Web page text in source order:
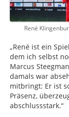
René
„René ist ein
dem ich selbst
Marcus
damals war
mitbringt: Er ist
Präsenz,
abschlussstark.“